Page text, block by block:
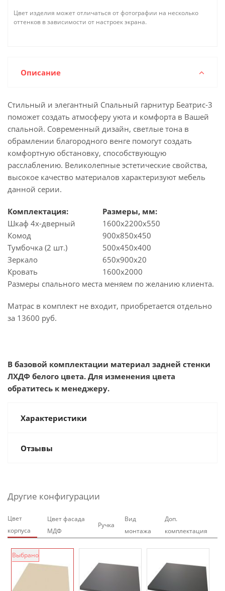
Цвет изделия может отличаться от фотографии на несколько
оттенков в зависимости от настроек экрана.
Описание
Стильный и элегантный Спальный гарнитур Беатрис-3
поможет создать атмосферу уюта и комфорта в Вашей
спальной. Современный дизайн, светлые тона в
обрамлении благородного венге помогут создать
комфортную обстановку, способствующую
расслаблению. Великолепные эстетические свойства,
высокое качество материалов характеризуют мебель
данной серии.
Комплектация:
Размеры, мм:
Шкаф 4х-дверный
1600х2200х550
Комод
900х850х450
Тумбочка (2 шт.)
500х450х400
Зеркало
650х900х20
Кровать
1600х2000
Размеры спального места меняем по желанию клиента.
Матрас в комплект не входит, приобретается отдельно
за 13600 руб.
В базовой комплектации материал задней стенки
ЛХДФ белого цвета. Для изменения цвета
обратитесь к менеджеру.
Характеристики
Отзывы
Другие конфигурации
Цвет
корпуса
Цвет фасада
МДФ
Ручка
Вид
монтажа
Доп.
комплектация
Выбрано